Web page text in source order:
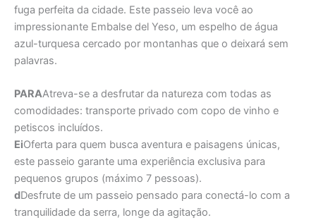
fuga perfeita da cidade. Este passeio leva você ao
impressionante Embalse del Yeso, um espelho de água
azul-turquesa cercado por montanhas que o deixará sem
palavras.
PARAAtreva-se a desfrutar da natureza com todas as
comodidades: transporte privado com copo de vinho e
petiscos incluídos.
EiOferta para quem busca aventura e paisagens únicas,
este passeio garante uma experiência exclusiva para
pequenos grupos (máximo 7 pessoas).
dDesfrute de um passeio pensado para conectá-lo com a
tranquilidade da serra, longe da agitação.